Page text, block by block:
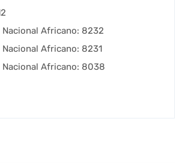
Nacional Africano: 8232
Nacional Africano: 8231
Nacional Africano: 8038